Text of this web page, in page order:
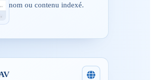
nom ou contenu indexé.